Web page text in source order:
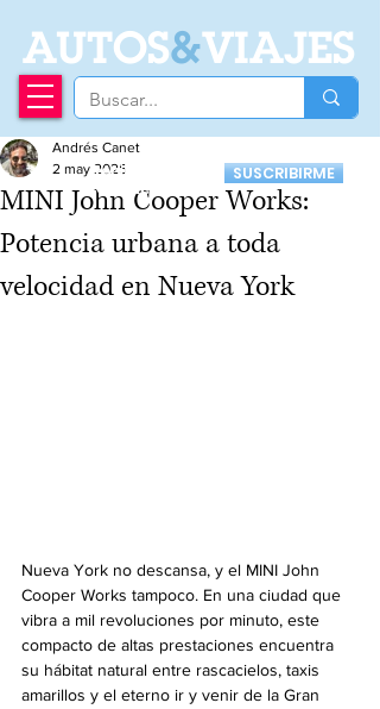
AUTOS&VIAJES
Recibí nuestro
Newsletter
SUSCRIBIRME
MINI John Cooper Works:
Potencia urbana a toda
velocidad en Nueva York
Andrés Canet
2 may 2025
Nueva York no descansa, y el MINI John
Cooper Works tampoco. En una ciudad que
vibra a mil revoluciones por minuto, este
compacto de altas prestaciones encuentra
su hábitat natural entre rascacielos, taxis
amarillos y el eterno ir y venir de la Gran